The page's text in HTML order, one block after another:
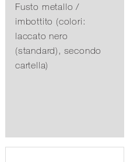
Fusto metallo /
imbottito (colori:
laccato nero
(standard), secondo
cartella)